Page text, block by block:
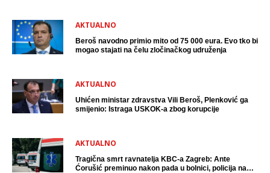
AKTUALNO
Beroš navodno primio mito od 75 000 eura. Evo tko bi
mogao stajati na čelu zločinačkog udruženja
AKTUALNO
Uhićen ministar zdravstva Vili Beroš, Plenković ga
smijenio: Istraga USKOK-a zbog korupcije
AKTUALNO
Tragična smrt ravnatelja KBC-a Zagreb: Ante
Ćorušić preminuo nakon pada u bolnici, policija na